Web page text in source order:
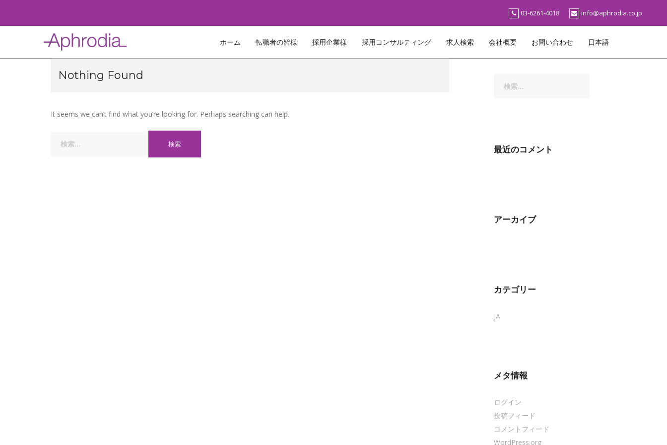
content
03-6261-4018 info@aphrodia.co.jp
ホーム 転職者の皆様 採用企業様 採用コンサルティング 求人検索 会社概要 お問い合わせ 日本語
Nothing Found
It seems we can’t find what you’re looking for. Perhaps searching can help.
最近のコメント
アーカイブ
カテゴリー
JA
メタ情報
ログイン
投稿フィード
コメントフィード
WordPress.org